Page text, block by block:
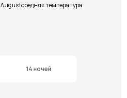
August средняя температура
14 ночей